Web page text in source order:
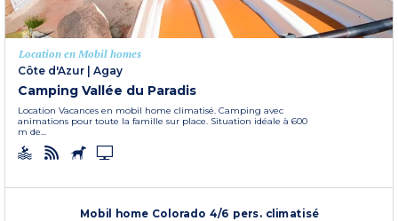
Location en Mobil homes
Côte d'Azur | Agay
Camping Vallée du Paradis
Location Vacances en mobil home climatisé. Camping avec
animations pour toute la famille sur place. Situation idéale à 600
m de...
Mobil home Colorado 4/6 pers. climatisé